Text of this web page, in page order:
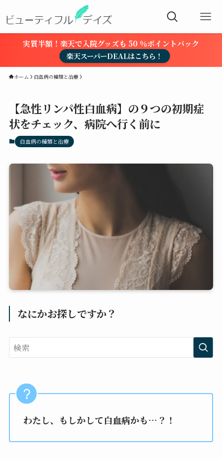
実質半額！楽天で入院グッズも 50 ％ポイントバック
楽天スーパーDEALはこちら！
ホーム 白血病の種類と治療
【急性リンパ性白血病】の９つの初期症
状をチェック、病院へ行く前に
白血病の種類と治療
なにかお探しですか？
わたし、もしかして白血病かも…？！